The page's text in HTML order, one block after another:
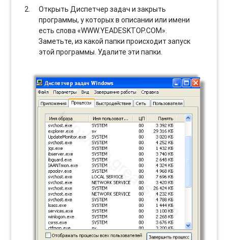
Открыть Диспетчер задач и закрыть
программы, у которых в описании или имени
есть слова «WWW.YEADESKTOP.COM».
Заметьте, из какой папки происходит запуск
этой программы. Удалите эти папки.